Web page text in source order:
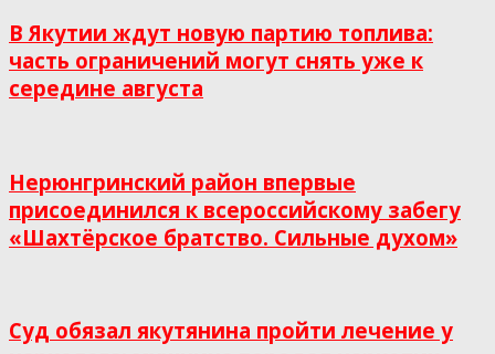
В Якутии ждут новую партию топлива:
часть ограничений могут снять уже к
середине августа
Нерюнгринский район впервые
присоединился к всероссийскому забегу
«Шахтёрское братство. Сильные духом»
Суд обязал якутянина пройти лечение у